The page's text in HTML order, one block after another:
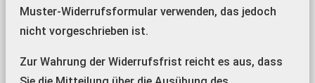
Muster-Widerrufsformular verwenden, das jedoch
nicht vorgeschrieben ist.
Zur Wahrung der Widerrufsfrist reicht es aus, dass